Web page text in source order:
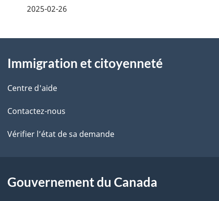
i
l
s
d
l
2025-02-26
propos
de
ce
site
Immigration et citoyenneté
Centre d'aide
Contactez-nous
Vérifier l’état de sa demande
Gouvernement du Canada